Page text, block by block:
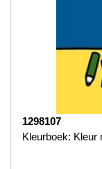
1298107
Kleurboek: Kleur